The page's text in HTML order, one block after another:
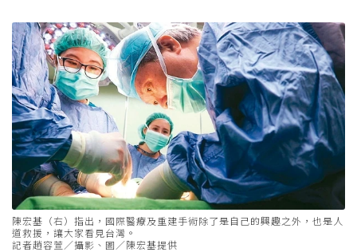
陳宏基（右）指出，國際醫療及重建手術除了是自己的興趣之外，也是人
道救援，讓大家看見台灣。
記者趙容萱／攝影、圖／陳宏基提供